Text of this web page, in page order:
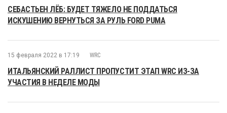
СЕБАСТЬЕН ЛЁБ: БУДЕТ ТЯЖЕЛО НЕ ПОДДАТЬСЯ
ИСКУШЕНИЮ ВЕРНУТЬСЯ ЗА РУЛЬ FORD PUMA
15 февраля 2022 в 17:19 WRC
ИТАЛЬЯНСКИЙ РАЛЛИСТ ПРОПУСТИТ ЭТАП WRC ИЗ-ЗА
УЧАСТИЯ В НЕДЕЛЕ МОДЫ